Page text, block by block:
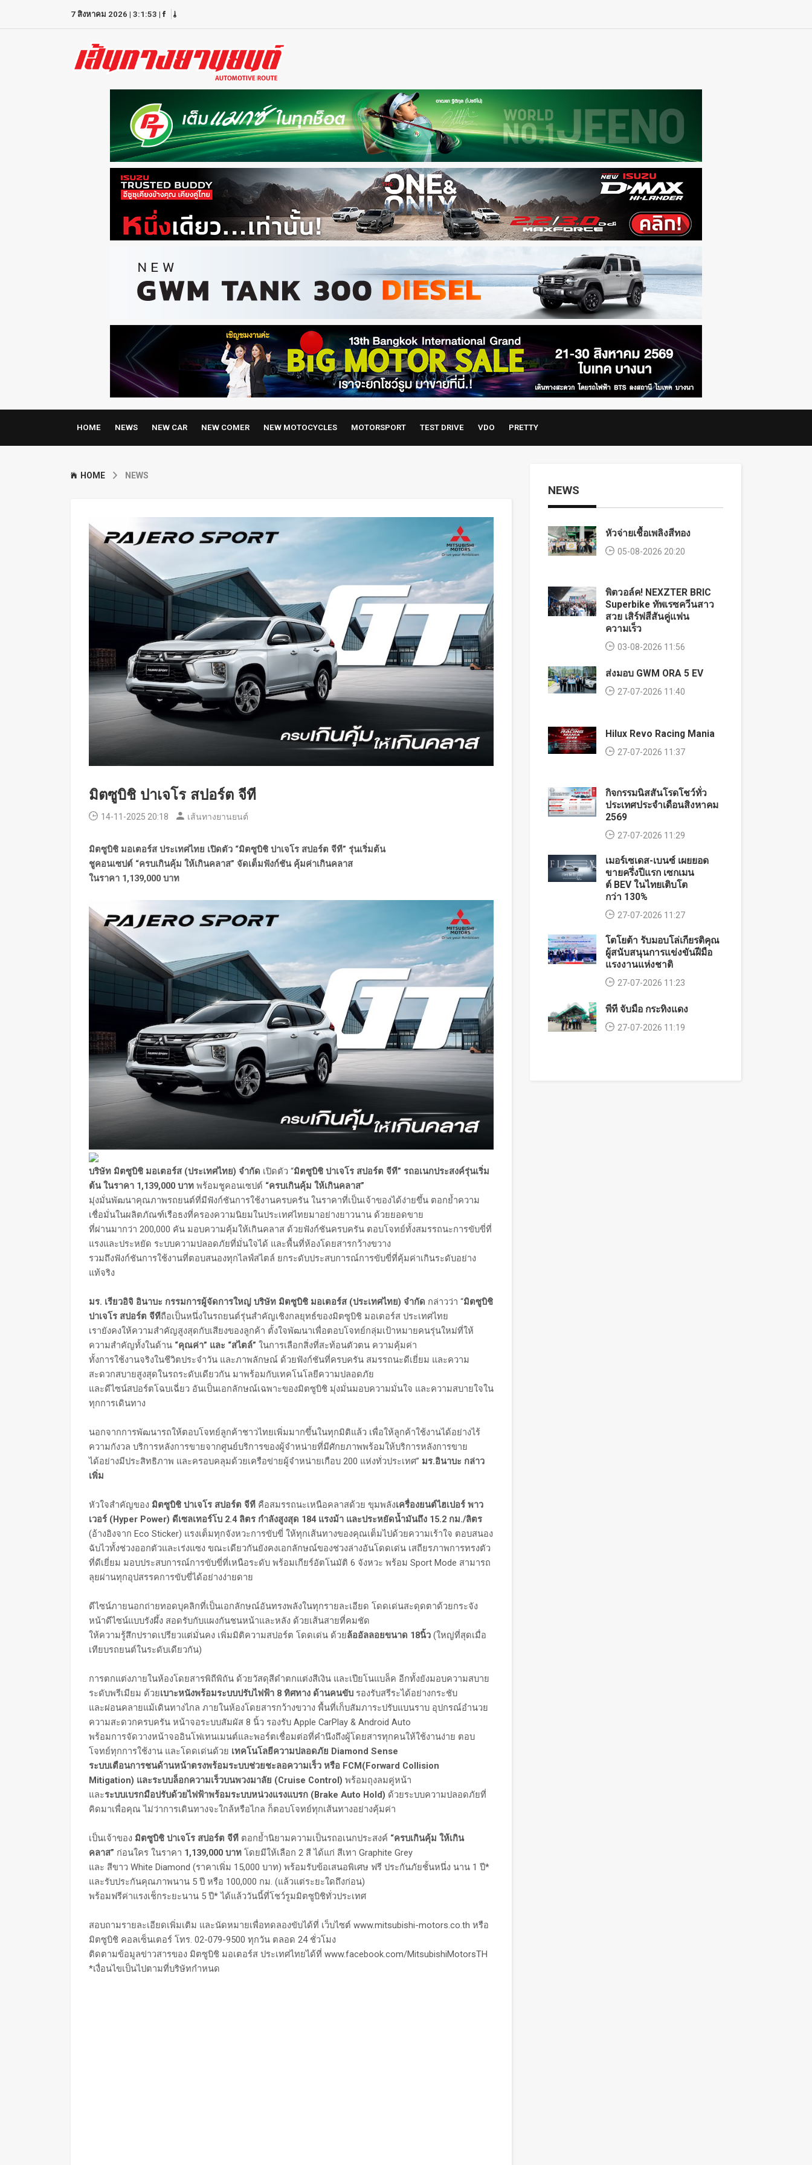
7 สิงหาคม 2026 | 3:1:53 |
HOME NEWS NEW CAR NEW COMER NEW MOTOCYCLES MOTORSPORT TEST DRIVE VDO PRETTY
HOME NEWS
มิตซูบิชิ ปาเจโร สปอร์ต จีที
14-11-2025 20:18 เส้นทางยานยนต์
มิตซูบิชิ มอเตอร์ส ประเทศไทย เปิดตัว “มิตซูบิชิ ปาเจโร สปอร์ต จีที” รุ่นเริ่มต้น
ชูคอนเซปต์ “ครบเกินคุ้ม ให้เกินคลาส” จัดเต็มฟังก์ชัน คุ้มค่าเกินคลาส
ในราคา 1,139,000 บาท
บริษัท มิตซูบิชิ มอเตอร์ส (ประเทศไทย) จำกัด เปิดตัว “มิตซูบิชิ ปาเจโร สปอร์ต จีที” รถอเนกประสงค์รุ่นเริ่ม
ต้น ในราคา 1,139,000 บาท พร้อมชูคอนเซปต์ “ครบเกินคุ้ม ให้เกินคลาส”
มุ่งมั่นพัฒนาคุณภาพรถยนต์ที่มีฟังก์ชันการใช้งานครบครัน ในราคาที่เป็นเจ้าของได้ง่ายขึ้น ตอกย้ำความ
เชื่อมั่นในผลิตภัณฑ์เรือธงที่ครองความนิยมในประเทศไทยมาอย่างยาวนาน ด้วยยอดขาย
ที่ผ่านมากว่า 200,000 คัน มอบความคุ้มให้เกินคลาส ด้วยฟังก์ชันครบครัน ตอบโจทย์ทั้งสมรรถนะการขับขี่ที่
แรงและประหยัด ระบบความปลอดภัยที่มั่นใจได้ และพื้นที่ห้องโดยสารกว้างขวาง
รวมถึงฟังก์ชันการใช้งานที่ตอบสนองทุกไลฟ์สไตล์ ยกระดับประสบการณ์การขับขี่ที่คุ้มค่าเกินระดับอย่าง
แท้จริง
มร. เรียวอิจิ อินาบะ กรรมการผู้จัดการใหญ่ บริษัท มิตซูบิชิ มอเตอร์ส (ประเทศไทย) จำกัด กล่าวว่า “มิตซูบิชิ
ปาเจโร สปอร์ต จีทีถือเป็นหนึ่งในรถยนต์รุ่นสำคัญเชิงกลยุทธ์ของมิตซูบิชิ มอเตอร์ส ประเทศไทย
เรายังคงให้ความสำคัญสูงสุดกับเสียงของลูกค้า ตั้งใจพัฒนาเพื่อตอบโจทย์กลุ่มเป้าหมายคนรุ่นใหม่ที่ให้
ความสำคัญทั้งในด้าน “คุณค่า” และ “สไตล์” ในการเลือกสิ่งที่สะท้อนตัวตน ความคุ้มค่า
ทั้งการใช้งานจริงในชีวิตประจำวัน และภาพลักษณ์ ด้วยฟังก์ชันที่ครบครัน สมรรถนะดีเยี่ยม และความ
สะดวกสบายสูงสุดในรถระดับเดียวกัน มาพร้อมกับเทคโนโลยีความปลอดภัย
และดีไซน์สปอร์ตโฉบเฉี่ยว อันเป็นเอกลักษณ์เฉพาะของมิตซูบิชิ มุ่งมั่นมอบความมั่นใจ และความสบายใจใน
ทุกการเดินทาง
นอกจากการพัฒนารถให้ตอบโจทย์ลูกค้าชาวไทยเพิ่มมากขึ้นในทุกมิติแล้ว เพื่อให้ลูกค้าใช้งานได้อย่างไร้
ความกังวล บริการหลังการขายจากศูนย์บริการของผู้จำหน่ายที่มีศักยภาพพร้อมให้บริการหลังการขาย
ได้อย่างมีประสิทธิภาพ และครอบคลุมด้วยเครือข่ายผู้จำหน่ายเกือบ 200 แห่งทั่วประเทศ” มร.อินาบะ กล่าว
เพิ่ม
หัวใจสำคัญของ มิตซูบิชิ ปาเจโร สปอร์ต จีที คือสมรรถนะเหนือคลาสด้วย ขุมพลังเครื่องยนต์ไฮเปอร์ พาว
เวอร์ (Hyper Power) ดีเซลเทอร์โบ 2.4 ลิตร กำลังสูงสุด 184 แรงม้า และประหยัดน้ำมันถึง 15.2 กม./ลิตร
(อ้างอิงจาก Eco Sticker) แรงเต็มทุกจังหวะการขับขี่ ให้ทุกเส้นทางของคุณเต็มไปด้วยความเร้าใจ ตอบสนอง
ฉับไวทั้งช่วงออกตัวและเร่งแซง ขณะเดียวกันยังคงเอกลักษณ์ของช่วงล่างอันโดดเด่น เสถียรภาพการทรงตัว
ที่ดีเยี่ยม มอบประสบการณ์การขับขี่ที่เหนือระดับ พร้อมเกียร์อัตโนมัติ 6 จังหวะ พร้อม Sport Mode สามารถ
ลุยผ่านทุกอุปสรรคการขับขี่ได้อย่างง่ายดาย
ดีไซน์ภายนอกถ่ายทอดบุคลิกที่เป็นเอกลักษณ์อันทรงพลังในทุกรายละเอียด โดดเด่นสะดุดตาด้วยกระจัง
หน้าดีไซน์แบบรังผึ้ง สอดรับกับแผงกันชนหน้าและหลัง ด้วยเส้นสายที่คมชัด
ให้ความรู้สึกปราดเปรียวแต่มั่นคง เพิ่มมิติความสปอร์ต โดดเด่น ด้วยล้ออัลลอยขนาด 18นิ้ว (ใหญ่ที่สุดเมื่อ
เทียบรถยนต์ในระดับเดียวกัน)
การตกแต่งภายในห้องโดยสารพิถีพิถัน ด้วยวัสดุสีดำตกแต่งสีเงิน และเปียโนแบล็ค อีกทั้งยังมอบความสบาย
ระดับพรีเมียม ด้วยเบาะหนังพร้อมระบบปรับไฟฟ้า 8 ทิศทาง ด้านคนขับ รองรับสรีระได้อย่างกระชับ
และผ่อนคลายแม้เดินทางไกล ภายในห้องโดยสารกว้างขวาง พื้นที่เก็บสัมภาระปรับแบนราบ อุปกรณ์อำนวย
ความสะดวกครบครัน หน้าจอระบบสัมผัส 8 นิ้ว รองรับ Apple CarPlay & Android Auto
พร้อมการจัดวางหน้าจออินโฟเทนเมนต์และพอร์ตเชื่อมต่อที่คำนึงถึงผู้โดยสารทุกคนให้ใช้งานง่าย ตอบ
โจทย์ทุกการใช้งาน และโดดเด่นด้วย เทคโนโลยีความปลอดภัย Diamond Sense
ระบบเตือนการชนด้านหน้าตรงพร้อมระบบช่วยชะลอความเร็ว หรือ FCM(Forward Collision
Mitigation) และระบบล็อกความเร็วบนพวงมาลัย (Cruise Control) พร้อมถุงลมคู่หน้า
และระบบเบรกมือปรับด้วยไฟฟ้าพร้อมระบบหน่วงแรงแบรก (Brake Auto Hold) ด้วยระบบความปลอดภัยที่
คิดมาเพื่อคุณ ไม่ว่าการเดินทางจะใกล้หรือไกล ก็ตอบโจทย์ทุกเส้นทางอย่างคุ้มค่า
เป็นเจ้าของ มิตซูบิชิ ปาเจโร สปอร์ต จีที ตอกย้ำนิยามความเป็นรถอเนกประสงค์ “ครบเกินคุ้ม ให้เกิน
คลาส” ก่อนใคร ในราคา 1,139,000 บาท โดยมีให้เลือก 2 สี ได้แก่ สีเทา Graphite Grey
และ สีขาว White Diamond (ราคาเพิ่ม 15,000 บาท) พร้อมรับข้อเสนอพิเศษ ฟรี ประกันภัยชั้นหนึ่ง นาน 1 ปี*
และรับประกันคุณภาพนาน 5 ปี หรือ 100,000 กม. (แล้วแต่ระยะใดถึงก่อน)
พร้อมฟรีค่าแรงเช็กระยะนาน 5 ปี* ได้แล้ววันนี้ที่โชว์รูมมิตซูบิชิทั่วประเทศ
สอบถามรายละเอียดเพิ่มเติม และนัดหมายเพื่อทดลองขับได้ที่ เว็บไซต์ www.mitsubishi-motors.co.th หรือ
มิตซูบิชิ คอลเซ็นเตอร์ โทร. 02-079-9500 ทุกวัน ตลอด 24 ชั่วโมง
ติดตามข้อมูลข่าวสารของ มิตซูบิชิ มอเตอร์ส ประเทศไทยได้ที่ www.facebook.com/MitsubishiMotorsTH
*เงื่อนไขเป็นไปตามที่บริษัทกำหนด
NEWS
หัวจ่ายเชื้อเพลิงสีทอง
05-08-2026 20:20
พิตวอล์ค! NEXZTER BRIC
Superbike ทัพเรซควีนสาว
สวย เสิร์ฟสีสันคู่แฟน
ความเร็ว
03-08-2026 11:56
ส่งมอบ GWM ORA 5 EV
27-07-2026 11:40
Hilux Revo Racing Mania
27-07-2026 11:37
กิจกรรมนิสสันโรดโชว์ทั่ว
ประเทศประจำเดือนสิงหาคม
2569
27-07-2026 11:29
เมอร์เซเดส-เบนซ์ เผยยอด
ขายครึ่งปีแรก เซกเมน
ต์ BEV ในไทยเติบโต
กว่า 130%
27-07-2026 11:27
โตโยต้า รับมอบโล่เกียรติคุณ
ผู้สนับสนุนการแข่งขันฝีมือ
แรงงานแห่งชาติ
27-07-2026 11:23
พีที จับมือ กระทิงแดง
27-07-2026 11:19